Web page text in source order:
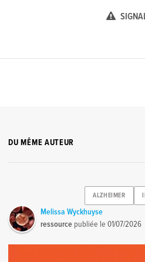
DU MÊME AUTEUR
ALZHEIMER
Melissa Wyckhuyse
ressource publiée le01/07/2026